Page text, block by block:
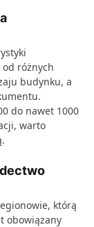
różnych
budynku, a
do nawet 1000
warto
którą
obowiązany